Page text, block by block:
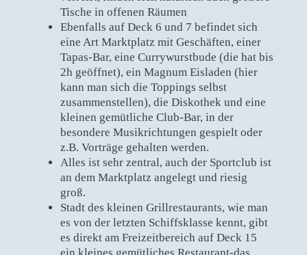
Tische in offenen Räumen
Ebenfalls auf Deck 6 und 7 befindet sich
eine Art Marktplatz mit Geschäften, einer
Tapas-Bar, eine Currywurstbude (die hat bis
2h geöffnet), ein Magnum Eisladen (hier
kann man sich die Toppings selbst
zusammenstellen), die Diskothek und eine
kleinen gemütliche Club-Bar, in der
besondere Musikrichtungen gespielt oder
z.B. Vorträge gehalten werden.
Alles ist sehr zentral, auch der Sportclub ist
an dem Marktplatz angelegt und riesig
groß.
Stadt des kleinen Grillrestaurants, wie man
es von der letzten Schiffsklasse kennt, gibt
es direkt am Freizeitbereich auf Deck 15